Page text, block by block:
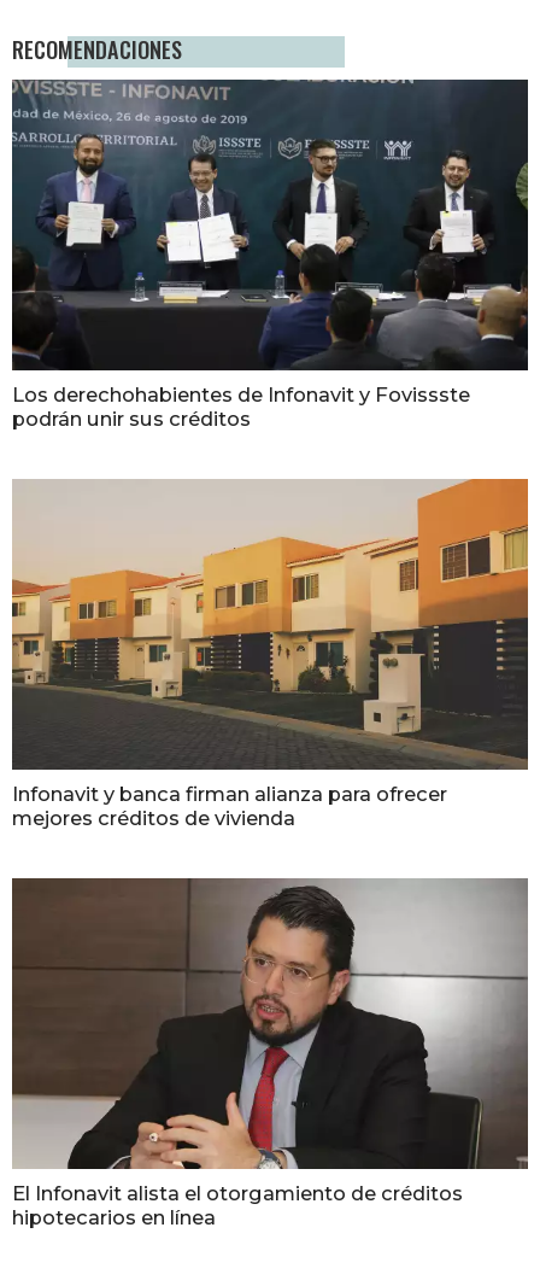
RECOMENDACIONES
Los derechohabientes de Infonavit y Fovissste
podrán unir sus créditos
Infonavit y banca firman alianza para ofrecer
mejores créditos de vivienda
El Infonavit alista el otorgamiento de créditos
hipotecarios en línea